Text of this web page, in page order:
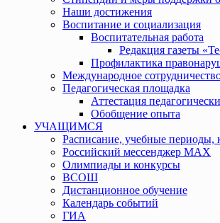
Наши достижения
Воспитание и социализация
Воспитательная работа
Редакция газеты
Профилактика
Международное
Педагогическая площадка
Аттестация
Обобщение опыта
УЧАЩИМСЯ
Расписание, учебные периоды,
Российский мессенджер MAX
Олимпиады и конкурсы
ВСОШ
Дистанционное обучение
Календарь событий
ГИА